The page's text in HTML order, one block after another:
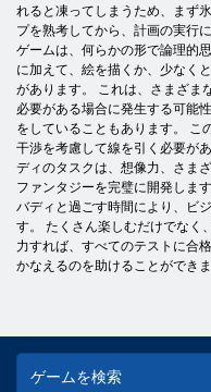
れると凍ってしまうため、まず
プを熟考してから、計画の実行
ゲームは、何らかの形で論理的
に加えて、絵を描くか、少なく
があります。 これは、さまざま
必要がある場合に発生する可能
をしていることもあります。 こ
干渉を考慮して線を引く必要が
ディのタスクは、想像力、さま
ファンタジーを完璧に開発しま
バディと過ごす時間により、ビ
す。 たくさん楽しむだけでなく
力すれば、すべてのテストに合
かなえるのを助けることができ